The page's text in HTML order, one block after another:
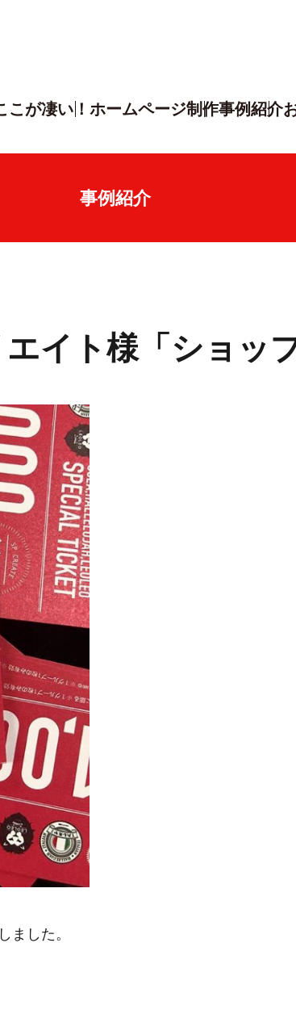
こが凄い！ ホームページ制作事例紹介
事例紹介
イト様「ショッ
ました。